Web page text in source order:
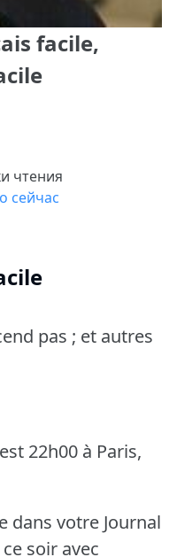
facile,
чтения
сейчас
pas ; et autres
22h00 à Paris,
dans votre Journal
soir avec